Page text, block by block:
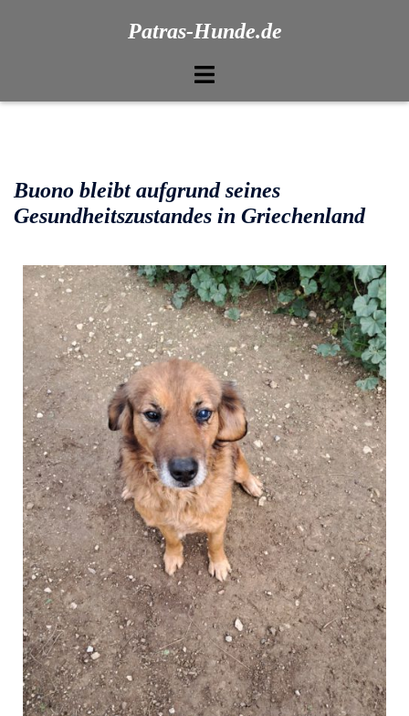
Patras-Hunde.de
Buono bleibt aufgrund seines
Gesundheitszustandes in Griechenland